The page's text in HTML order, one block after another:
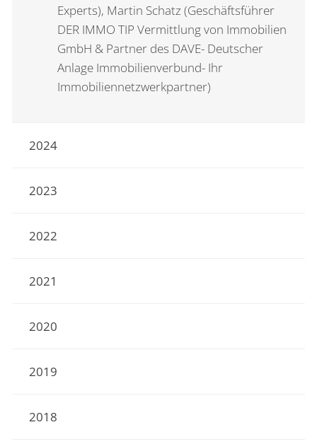
Experts), Martin Schatz (Geschäftsführer
DER IMMO TIP Vermittlung von Immobilien
GmbH & Partner des DAVE- Deutscher
Anlage Immobilienverbund- Ihr
Immobiliennetzwerkpartner)
2024
2023
2022
2021
2020
2019
2018